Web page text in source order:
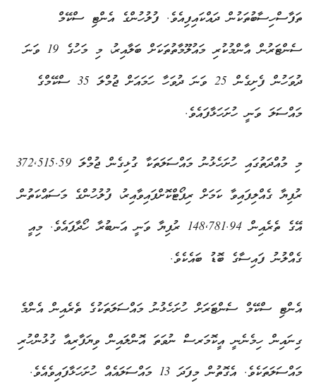
ތަފާސްހިސާބުތަކުން ދައްކައިފިއެވެ. ފުލުހުންގެ އެންޓި ސްކޭމް
ސެންޓަރުން އާންމުކުރި މައުލޫމާތުތަކަށް ބަލާއިރު، މި މަހުގެ 19 ވަނަ
ދުވަހުން ފެށިގެން 25 ވަނަ ދުވަހާ ހަމައަށް ޖުމްލަ 35 ސްކޭމްގެ
މައްސަލަ ވަނީ ހުށަހަޅާފައެވެ.
މި މުއްދަތުގައި ހުށަހެޅުނު މައްސަލަތަކާ ގުޅިގެން ޖުމްލަ 372,515.59
ރުފިޔާ ގެއްލިފައިވާ ކަމަށް ރިޕޯޓްކޮށްފައިވާއިރު، ފުލުހުންގެ މަސައްކަތުން
އޭގެ ތެރެއިން 148,781.94 ރުފިޔާ ވަނީ އަނބުރާ ހޯދާފައެވެ. މިއީ
ގެއްލުނު ފައިސާގެ ބޮޑު ބައެކެވެ.
އެންޓި ސްކޭމް ސެންޓަރަށް ހުށަހެޅުނު މައްސަލަތަކުގެ ތެރެއިން އެންމެ
ގިނައިން ހިމެނެނީ އީކޮމަރސް ނުވަތަ އޮންލައިން ވިޔަފާރިއާ ގުޅުންހުރި
މައްސަލަތަކެވެ. އެގޮތުން މިފަދަ 13 މައްސަލައެއް ހުށަހަޅާފައިވެއެވެ.